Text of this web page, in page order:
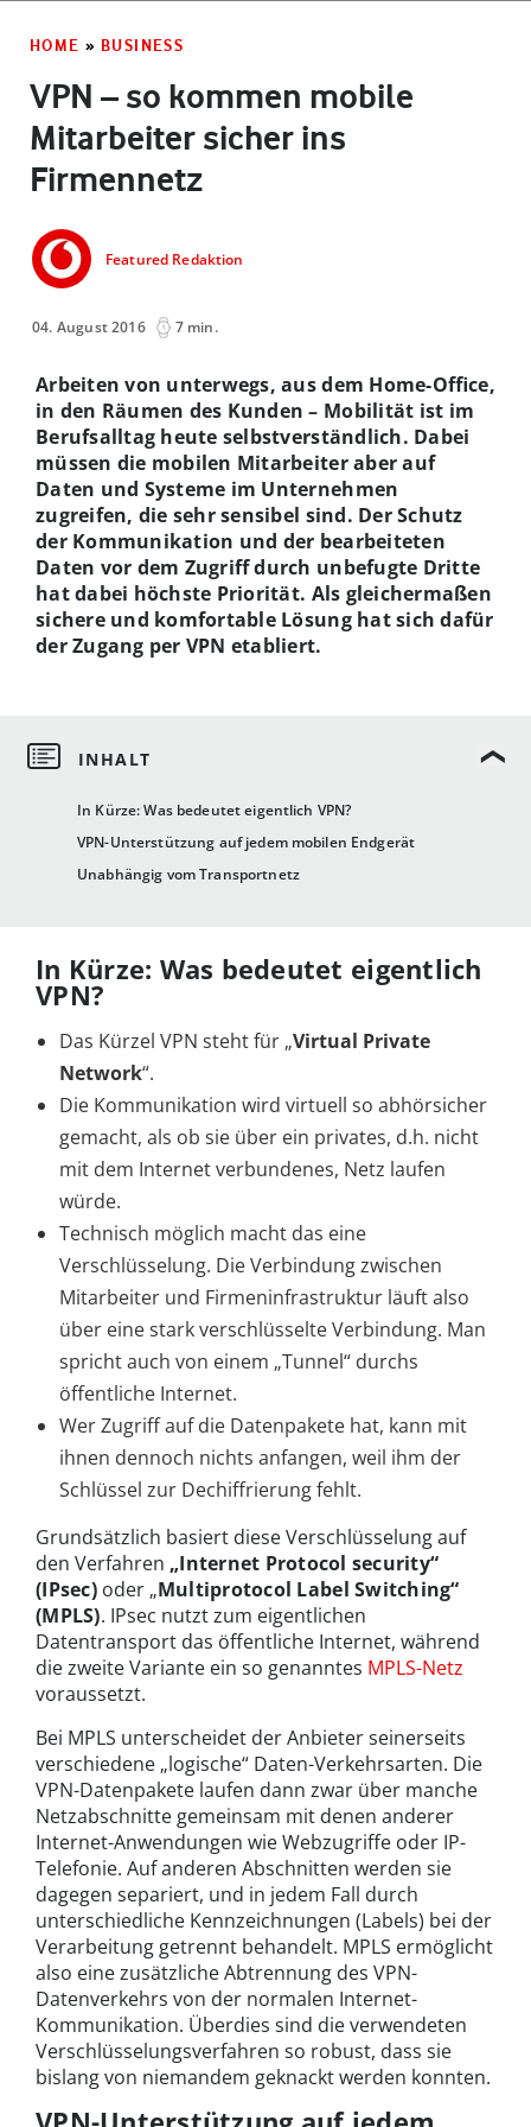
HOME » BUSINESS
VPN – so kommen mobile
Mitarbeiter sicher ins
Firmennetz
Featured Redaktion
04. August 2016 7 min.
In Kürze: Was bedeutet eigentlich VPN?
VPN-Unterstützung auf jedem mobilen Endgerät
Unabhängig vom Transportnetz
Arbeiten von unterwegs, aus dem Home-Office,
in den Räumen des Kunden – Mobilität ist im
Berufsalltag heute selbstverständlich. Dabei
müssen die mobilen Mitarbeiter aber auf
Daten und Systeme im Unternehmen
zugreifen, die sehr sensibel sind. Der Schutz
der Kommunikation und der bearbeiteten
Daten vor dem Zugriff durch unbefugte Dritte
hat dabei höchste Priorität. Als gleichermaßen
sichere und komfortable Lösung hat sich dafür
der Zugang per VPN etabliert.
In Kürze: Was bedeutet eigentlich
VPN?
Das Kürzel VPN steht für „Virtual Private
Network“.
Die Kommunikation wird virtuell so abhörsicher
gemacht, als ob sie über ein privates, d.h. nicht
mit dem Internet verbundenes, Netz laufen
würde.
Technisch möglich macht das eine
Verschlüsselung. Die Verbindung zwischen
Mitarbeiter und Firmeninfrastruktur läuft also
über eine stark verschlüsselte Verbindung. Man
spricht auch von einem „Tunnel“ durchs
öffentliche Internet.
Wer Zugriff auf die Datenpakete hat, kann mit
ihnen dennoch nichts anfangen, weil ihm der
Schlüssel zur Dechiffrierung fehlt.
Grundsätzlich basiert diese Verschlüsselung auf
den Verfahren „Internet Protocol security“
(IPsec)oder „Multiprotocol Label Switching“
(MPLS). IPsec nutzt zum eigentlichen
Datentransport das öffentliche Internet, während
die zweite Variante ein so genanntes MPLS-Netz
voraussetzt.
Bei MPLS unterscheidet der Anbieter seinerseits
verschiedene „logische“ Daten-Verkehrsarten. Die
VPN-Datenpakete laufen dann zwar über manche
Netzabschnitte gemeinsam mit denen anderer
Internet-Anwendungen wie Webzugriffe oder IP-
Telefonie. Auf anderen Abschnitten werden sie
dagegen separiert, und in jedem Fall durch
unterschiedliche Kennzeichnungen (Labels) bei der
Verarbeitung getrennt behandelt. MPLS ermöglicht
also eine zusätzliche Abtrennung des VPN-
Datenverkehrs von der normalen Internet-
Kommunikation. Überdies sind die verwendeten
Verschlüsselungsverfahren so robust, dass sie
bislang von niemandem geknackt werden konnten.